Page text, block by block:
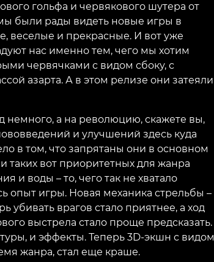
гольфа и червякового шутера от
были рады видеть новые игры в
веселые и прекрасные. И вот уже
нас именно тем, чего мы хотим
червячками с видом сбоку, с
азарта. А в этом релизе они затеяли
немного, а на революцию, скажете вы,
и улучшений здесь куда
в том, что запрятаны они в основном
таких вот приоритетных для жанра
и воды – то, чего так не хватало
опыт игры. Новая механика стрельбы –
убивать врагов стало приятнее, а ход
выстрела стало проще предсказать.
и эффекты. Теперь 3D-экшн с видом
жанра, стал еще краше.